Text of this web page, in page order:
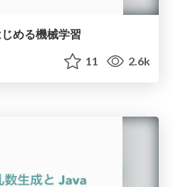
める機械学習
11 2.6k